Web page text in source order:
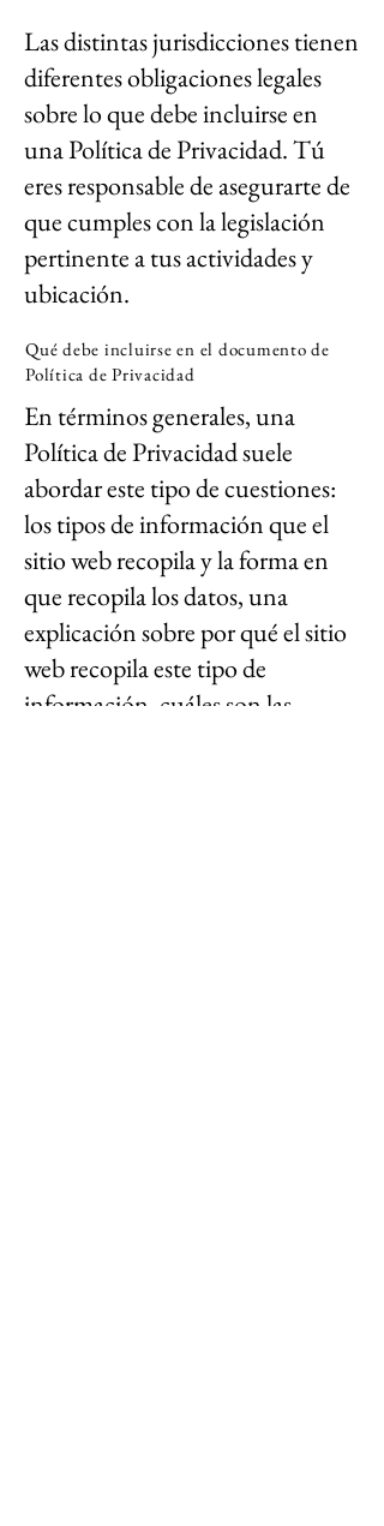
Las distintas jurisdicciones tienen
diferentes obligaciones legales
sobre lo que debe incluirse en
una Política de Privacidad. Tú
eres responsable de asegurarte de
que cumples con la legislación
pertinente a tus actividades y
ubicación.
Qué debe incluirse en el documento de
Política de Privacidad
En términos generales, una
Política de Privacidad suele
abordar este tipo de cuestiones:
los tipos de información que el
sitio web recopila y la forma en
que recopila los datos, una
explicación sobre por qué el sitio
web recopila este tipo de
información, cuáles son las